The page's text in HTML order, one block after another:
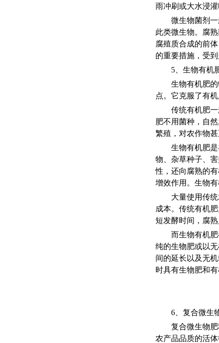
雨冲刷或大水浸
微生物菌剂
此类微生物。腐
腐殖质合成的前
的重要措施，受
5、生物有机
生物有机肥
点。它克服了有
传统有机肥
肥不用菌种，自
繁殖，对农作物
生物有机肥
物、杂草种子、
性，还向腐熟的
增效作用。 生物
大量使用传
成本。传统有机
短发酵时间，腐
而生物有机
纯的生物肥或以
间的延长以及无
时具有生物肥和
6、复合微生
复合微生物
农产品品质的活